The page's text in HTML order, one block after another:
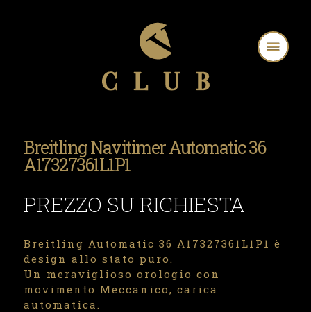
Breitling Navitimer Automatic 36
A17327361L1P1
PREZZO SU RICHIESTA
Breitling Automatic 36 A17327361L1P1 è
design allo stato puro.
Un meraviglioso orologio con
movimento Meccanico, carica
automatica.